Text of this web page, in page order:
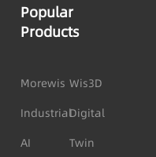
Popular
Products
Morewis
Industrial
AI
Wis3D
Digital
Twin